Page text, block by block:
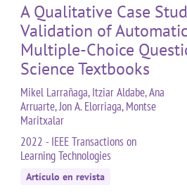
A Qualitative Case
Validation of
Multiple-Choice
Science Textbooks
Mikel Larrañaga, Itziar Aldabe, Ana
Arruarte, Jon A. Elorriaga, Montse
Maritxalar
2022 - IEEE Transactions on
Learning Technologies
Artículo en revista